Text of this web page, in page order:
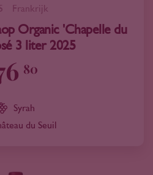
Frankrijk
Organic 'Chapelle du
3 liter 2025
80
Syrah
du Seuil